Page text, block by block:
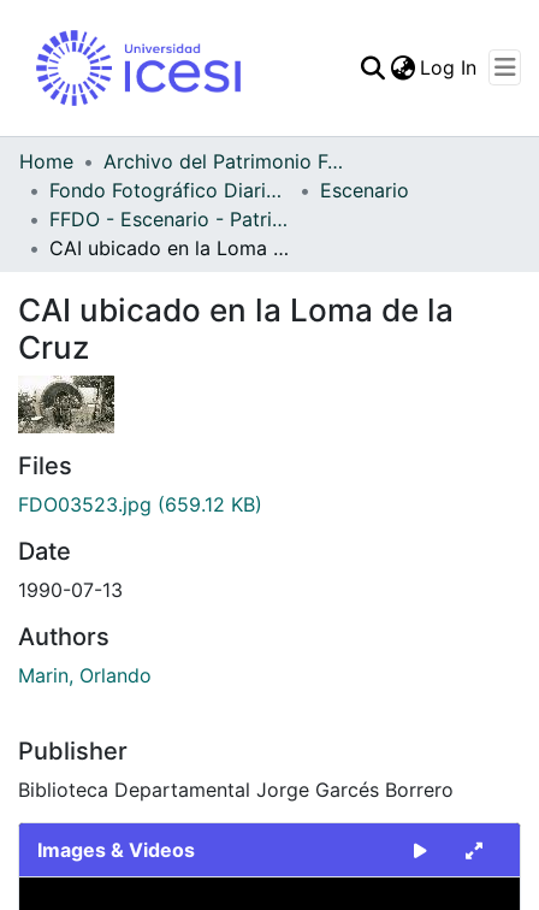
Statistics
Log In
Home
Archivo del Patrimonio Fotográfico y Fílmico del Valle del Cauca
Fondo Fotográfico Diario Occidente
Escenario
FFDO - Escenario - Patrimonial
CAI ubicado en la Loma de la Cruz
CAI ubicado en la Loma de la
Cruz
Files
FDO03523.jpg (659.12 KB)
Date
1990-07-13
Authors
Marin, Orlando
Publisher
Biblioteca Departamental Jorge Garcés Borrero
Images & Videos